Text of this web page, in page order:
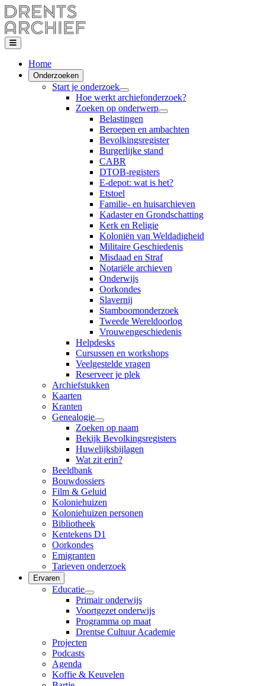
Home
Onderzoeken
Start je onderzoek
Hoe werkt archiefonderzoek?
Zoeken op onderwerp
Belastingen
Beroepen en ambachten
Bevolkingsregister
Burgerlijke stand
CABR
DTOB-registers
E-depot: wat is het?
Etstoel
Familie- en huisarchieven
Kadaster en Grondschatting
Kerk en Religie
Koloniën van Weldadigheid
Militaire Geschiedenis
Misdaad en Straf
Notariële archieven
Onderwijs
Oorkondes
Slavernij
Stamboomonderzoek
Tweede Wereldoorlog
Vrouwengeschiedenis
Helpdesks
Cursussen en workshops
Veelgestelde vragen
Reserveer je plek
Archiefstukken
Kaarten
Kranten
Genealogie
Zoeken op naam
Bekijk Bevolkingsregisters
Huwelijksbijlagen
Wat zit erin?
Beeldbank
Bouwdossiers
Film & Geluid
Koloniehuizen
Koloniehuizen personen
Bibliotheek
Kentekens D1
Oorkondes
Emigranten
Tarieven onderzoek
Ervaren
Educatie
Primair onderwijs
Voortgezet onderwijs
Programma op maat
Drentse Cultuur Academie
Projecten
Podcasts
Agenda
Koffie & Keuvelen